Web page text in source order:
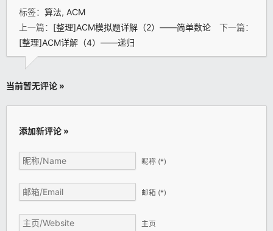
标签： 算法, ACM
上一篇： [整理]ACM模拟题详解（2）——简单数论 下一篇：
[整理]ACM详解（4）——递归
当前暂无评论 »
添加新评论 »
昵称 (*)
邮箱 (*)
主页